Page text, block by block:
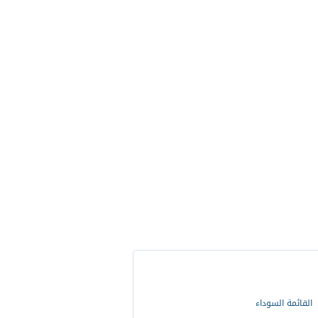
القائمة السوداء